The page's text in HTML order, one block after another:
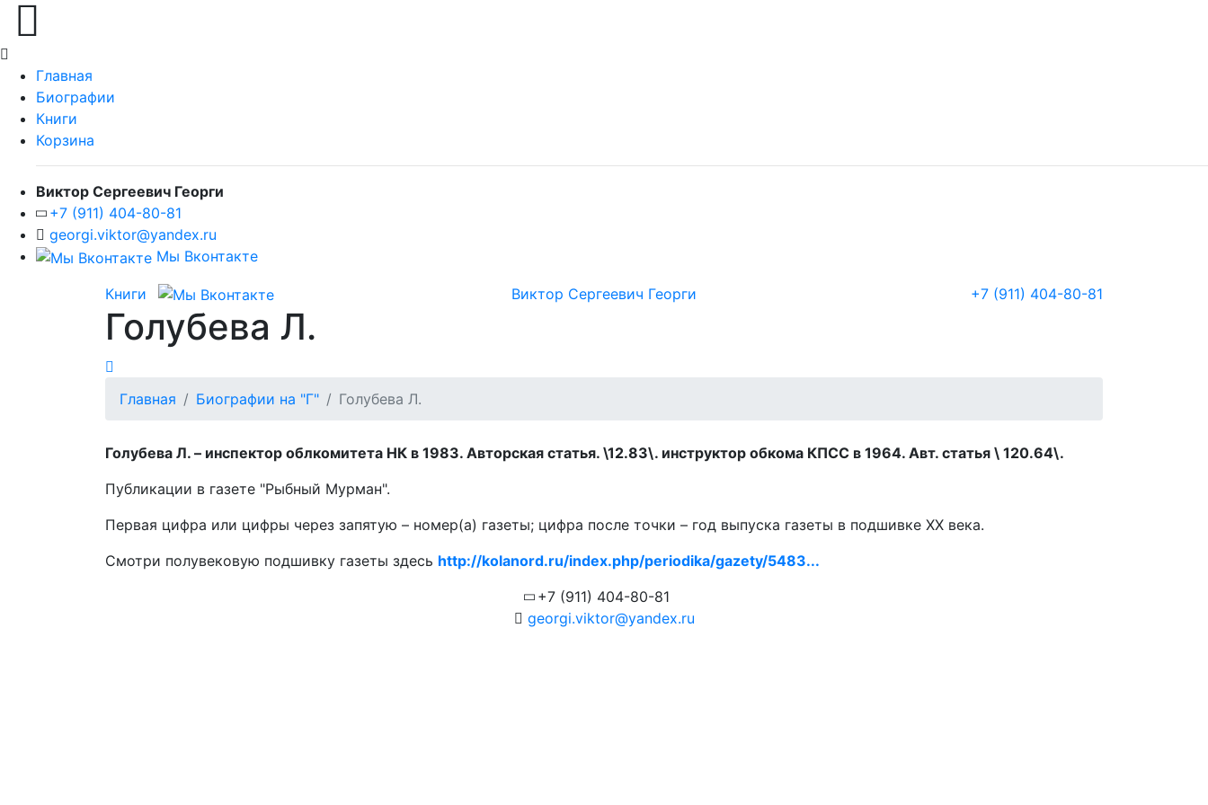
Главная
Биографии
Книги
Корзина
Виктор Сергеевич Георги
+7 (911) 404-80-81
georgi.viktor@yandex.ru
Мы Вконтакте
Книги Виктор Сергеевич Георги +7 (911) 404-80-81
Голубева Л.
Главная Биографии на "Г" Голубева Л.
Голубева Л. – инспектор облкомитета НК в 1983. Авторская статья. \12.83\. инструктор обкома КПСС в 1964. Авт. статья \ 120.64\.
Публикации в газете "Рыбный Мурман".
Первая цифра или цифры через запятую – номер(а) газеты; цифра после точки – год выпуска газеты в подшивке ХХ века.
Смотри полувековую подшивку газеты здесь http://kolanord.ru/index.php/periodika/gazety/5483...
+7 (911) 404-80-81
georgi.viktor@yandex.ru